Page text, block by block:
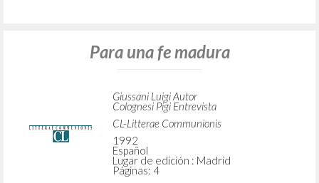
Para una fe madura
Giussani Luigi Autor
Colognesi Pigi Entrevista
CL-Litterae Communionis
1992
Español
Lugar de edición : Madrid
Páginas: 4